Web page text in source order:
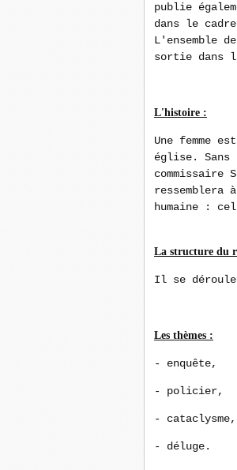
publie
dans le
L'ensemble
sortie dans
L'histoire :
Une femme
église. Sans
humaine :
La structure du
Il se déroule
Les thèmes :
- enquête,
- policier,
- cataclysme,
- déluge.